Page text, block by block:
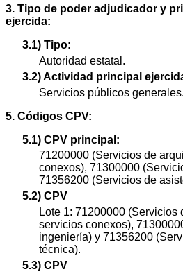
3. Tipo de poder adjudicador y
ejercida:
3.1) Tipo:
Autoridad estatal.
3.2) Actividad principal
Servicios públicos generales.
5. Códigos CPV:
5.1) CPV principal:
71200000 (Servicios de
conexos), 71300000
71356200 (Servicios de
5.2) CPV
Lote 1: 71200000 (Servicios
servicios conexos),
ingeniería) y 71356200
técnica).
5.3) CPV